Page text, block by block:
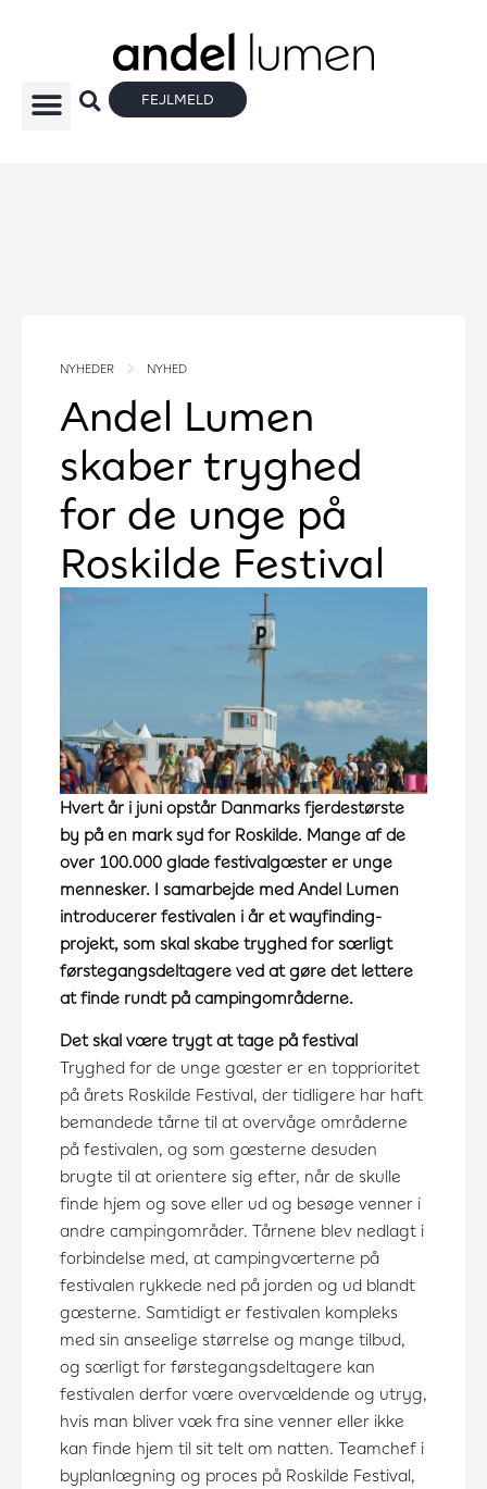
FEJLMELD
NYHEDER NYHED
Andel Lumen
skaber tryghed
for de unge på
Roskilde Festival
Hvert år i juni opstår Danmarks fjerdestørste
by på en mark syd for Roskilde. Mange af de
over 100.000 glade festivalgæster er unge
mennesker. I samarbejde med Andel Lumen
introducerer festivalen i år et wayfinding-
projekt, som skal skabe tryghed for særligt
førstegangsdeltagere ved at gøre det lettere
at finde rundt på campingområderne.
Det skal være trygt at tage på festival
Tryghed for de unge gæster er en topprioritet
på årets Roskilde Festival, der tidligere har haft
bemandede tårne til at overvåge områderne
på festivalen, og som gæsterne desuden
brugte til at orientere sig efter, når de skulle
finde hjem og sove eller ud og besøge venner i
andre campingområder. Tårnene blev nedlagt i
forbindelse med, at campingværterne på
festivalen rykkede ned på jorden og ud blandt
gæsterne. Samtidigt er festivalen kompleks
med sin anseelige størrelse og mange tilbud,
og særligt for førstegangsdeltagere kan
festivalen derfor være overvældende og utryg,
hvis man bliver væk fra sine venner eller ikke
kan finde hjem til sit telt om natten. Teamchef i
byplanlægning og proces på Roskilde Festival,